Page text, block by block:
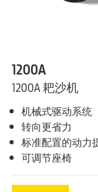
1200A
1200A 耙沙机
机械式驱动系统
转向更省力
标准配置的动力
可调节座椅